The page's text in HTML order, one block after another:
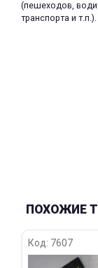
(пешеходов,
транспорта и т.п.).
ПОХОЖИЕ
Код: 7607